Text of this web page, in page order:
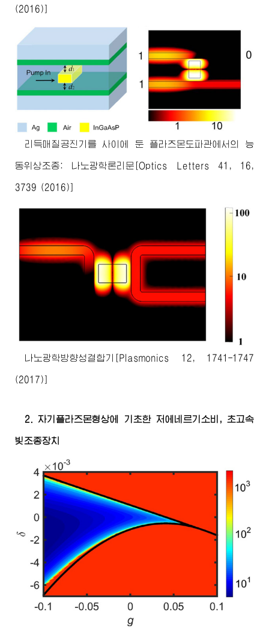
(2016)]
리득매질공진기를 사이에 둔 플라즈몬도파관에서의 능
동위상조종: 나노광학론리문[Optics Letters 41, 16,
3739 (2016)]
나노광학방향성결합기[Plasmonics 12, 1741-1747
(2017)]
2. 자기플라즈몬형상에 기초한 저에네르기소비, 초고속
빛조종장치